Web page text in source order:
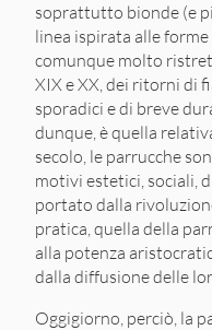
soprattutto bionde (e
linea ispirata alle
comunque molto
XIX e XX, dei ritorni di
sporadici e di breve
dunque, è quella
secolo, le parrucche
motivi estetici, sociali,
portato dalla
pratica, quella della
alla potenza
dalla diffusione delle
Oggigiorno, perciò, la